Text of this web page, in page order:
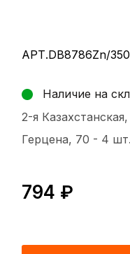
АРТ.DB8786Zn/350
Наличие на
2-я
Герцена, 70 - 4 шт.
794 ₽